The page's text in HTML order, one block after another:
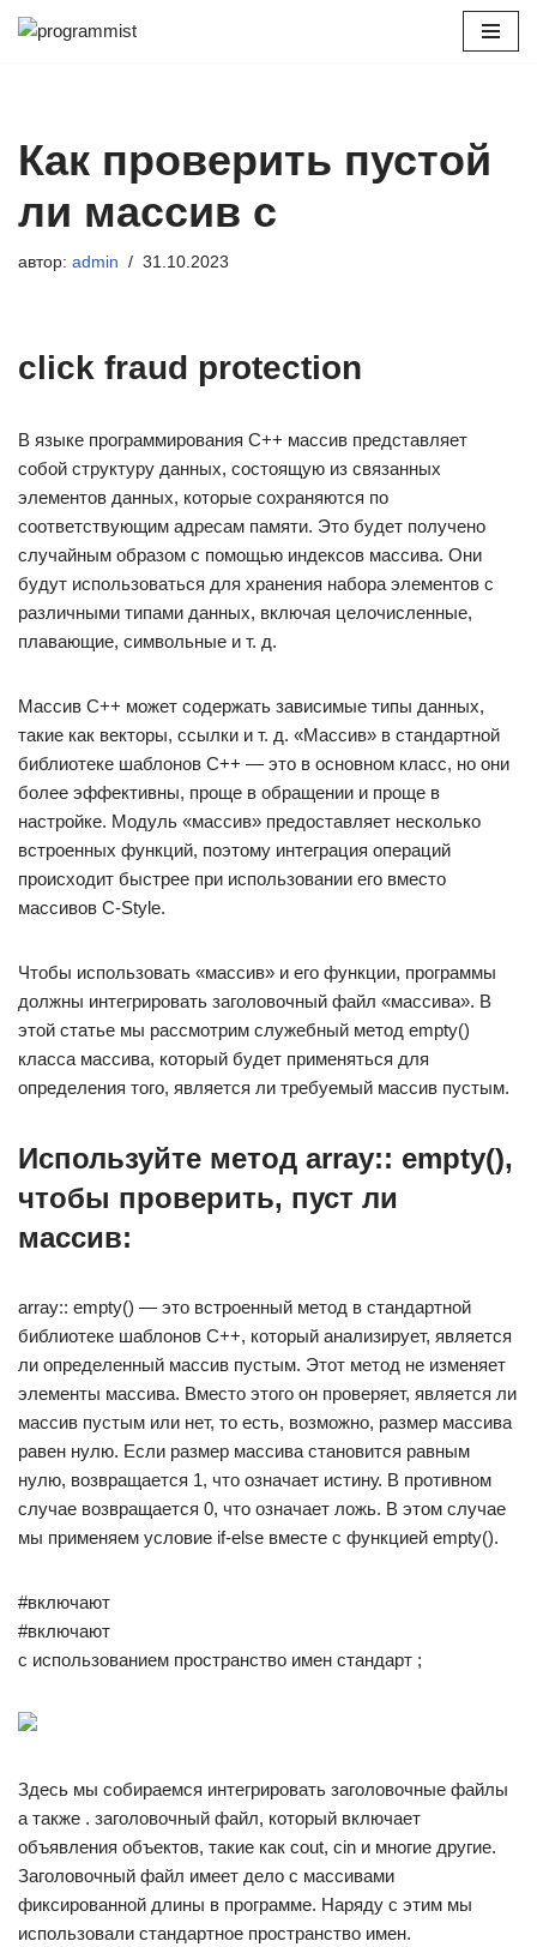
Как проверить пустой
ли массив c
автор: admin 31.10.2023
click fraud protection
В языке программирования C++ массив представляет
собой структуру данных, состоящую из связанных
элементов данных, которые сохраняются по
соответствующим адресам памяти. Это будет получено
случайным образом с помощью индексов массива. Они
будут использоваться для хранения набора элементов с
различными типами данных, включая целочисленные,
плавающие, символьные и т. д.
Массив C++ может содержать зависимые типы данных,
такие как векторы, ссылки и т. д. «Массив» в стандартной
библиотеке шаблонов C++ — это в основном класс, но они
более эффективны, проще в обращении и проще в
настройке. Модуль «массив» предоставляет несколько
встроенных функций, поэтому интеграция операций
происходит быстрее при использовании его вместо
массивов C-Style.
Чтобы использовать «массив» и его функции, программы
должны интегрировать заголовочный файл «массива». В
этой статье мы рассмотрим служебный метод empty()
класса массива, который будет применяться для
определения того, является ли требуемый массив пустым.
Используйте метод array:: empty(),
чтобы проверить, пуст ли
массив:
array:: empty() — это встроенный метод в стандартной
библиотеке шаблонов C++, который анализирует, является
ли определенный массив пустым. Этот метод не изменяет
элементы массива. Вместо этого он проверяет, является ли
массив пустым или нет, то есть, возможно, размер массива
равен нулю. Если размер массива становится равным
нулю, возвращается 1, что означает истину. В противном
случае возвращается 0, что означает ложь. В этом случае
мы применяем условие if-else вместе с функцией empty().
#включают
#включают
с использованием пространство имен стандарт ;
Здесь мы собираемся интегрировать заголовочные файлы
а также . заголовочный файл, который включает
объявления объектов, такие как cout, cin и многие другие.
Заголовочный файл имеет дело с массивами
фиксированной длины в программе. Наряду с этим мы
использовали стандартное пространство имен.